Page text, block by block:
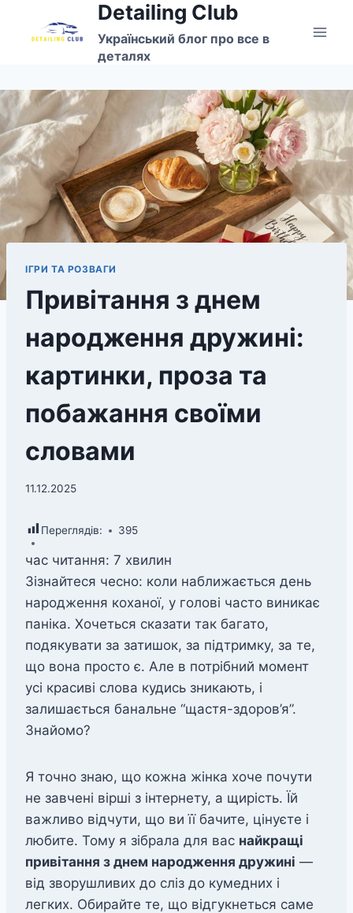
Detailing Club
Український блог про все в
деталях
ІГРИ ТА РОЗВАГИ
Привітання з днем
народження дружині:
картинки, проза та
побажання своїми
словами
11.12.2025
Переглядів: 395
час читання: 7 хвилин
Зізнайтеся чесно: коли наближається день
народження коханої, у голові часто виникає
паніка. Хочеться сказати так багато,
подякувати за затишок, за підтримку, за те,
що вона просто є. Але в потрібний момент
усі красиві слова кудись зникають, і
залишається банальне “щастя-здоров’я”.
Знайомо?
Я точно знаю, що кожна жінка хоче почути
не завчені вірші з інтернету, а щирість. Їй
важливо відчути, що ви її бачите, цінуєте і
любите. Тому я зібрала для вас найкращі
привітання з днем народження дружині —
від зворушливих до сліз до кумедних і
легких. Обирайте те, що відгукнеться саме